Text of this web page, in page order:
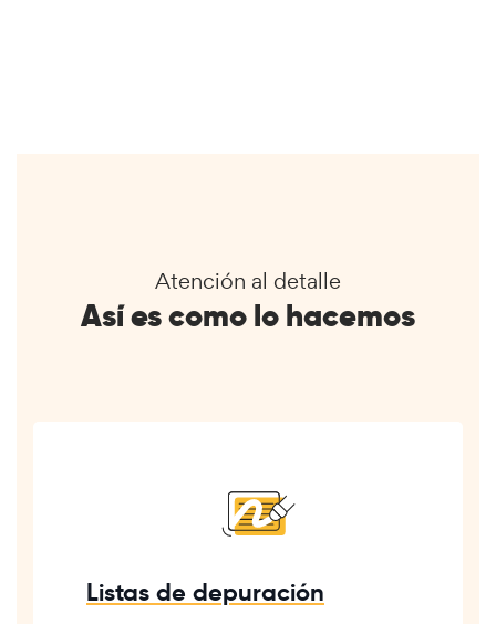
Atención al detalle
Así es como lo hacemos
Listas de depuración